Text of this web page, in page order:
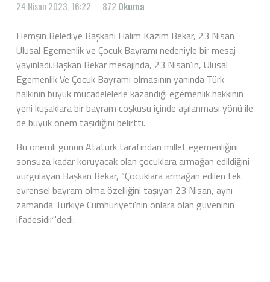
24 Nisan 2023, 16:22 872 Okuma
Hemşin Belediye Başkanı Halim Kazım Bekar, 23 Nisan
Ulusal Egemenlik ve Çocuk Bayramı nedeniyle bir mesaj
yayınladı.Başkan Bekar mesajında, 23 Nisan'ın, Ulusal
Egemenlik Ve Çocuk Bayramı olmasının yanında Türk
halkının büyük mücadelelerle kazandığı egemenlik hakkının
yeni kuşaklara bir bayram coşkusu içinde aşılanması yönü ile
de büyük önem taşıdığını belirtti.
Bu önemli günün Atatürk tarafından millet egemenliğini
sonsuza kadar koruyacak olan çocuklara armağan edildiğini
vurgulayan Başkan Bekar, “Çocuklara armağan edilen tek
evrensel bayram olma özelliğini taşıyan 23 Nisan, aynı
zamanda Türkiye Cumhuriyeti'nin onlara olan güveninin
ifadesidir"dedi.